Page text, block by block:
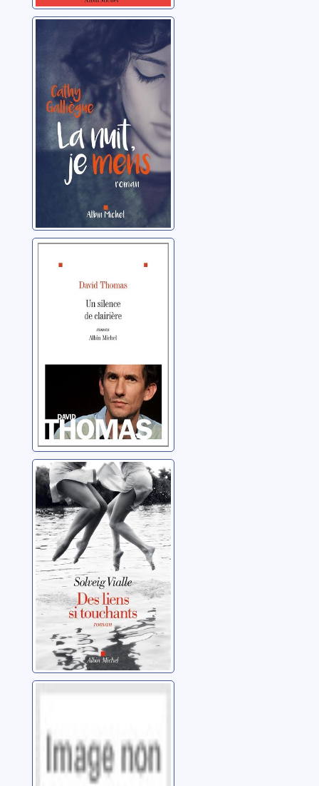
La nuit, je mens
Galliègue, Cathy
clairière
Thomas, David
Des liens si
touchants
Vialle, Solveig
L'épaisseur d'un
Berest, Claire